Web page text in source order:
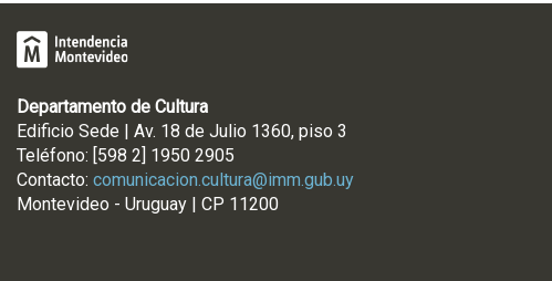
Departamento de Cultura
Edificio Sede | Av. 18 de Julio 1360, piso 3
Teléfono: [598 2] 1950 2905
Contacto: comunicacion.cultura@imm.gub.uy
Montevideo - Uruguay | CP 11200